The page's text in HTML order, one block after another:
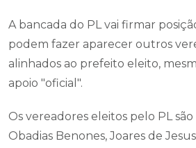
A bancada do PL vai firmar
podem fazer aparecer outros
alinhados ao prefeito eleito,
apoio "oficial".
Os vereadores eleitos pelo PL
Obadias Benones, Joares de